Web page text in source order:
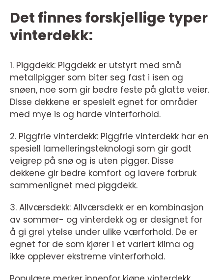
Det finnes forskjellige typer
vinterdekk:
1. Piggdekk: Piggdekk er utstyrt med små
metallpigger som biter seg fast i isen og
snøen, noe som gir bedre feste på glatte veier.
Disse dekkene er spesielt egnet for områder
med mye is og harde vinterforhold.
2. Piggfrie vinterdekk: Piggfrie vinterdekk har en
spesiell lamelleringsteknologi som gir godt
veigrep på snø og is uten pigger. Disse
dekkene gir bedre komfort og lavere forbruk
sammenlignet med piggdekk.
3. Allværsdekk: Allværsdekk er en kombinasjon
av sommer- og vinterdekk og er designet for
å gi grei ytelse under ulike værforhold. De er
egnet for de som kjører i et variert klima og
ikke opplever ekstreme vinterforhold.